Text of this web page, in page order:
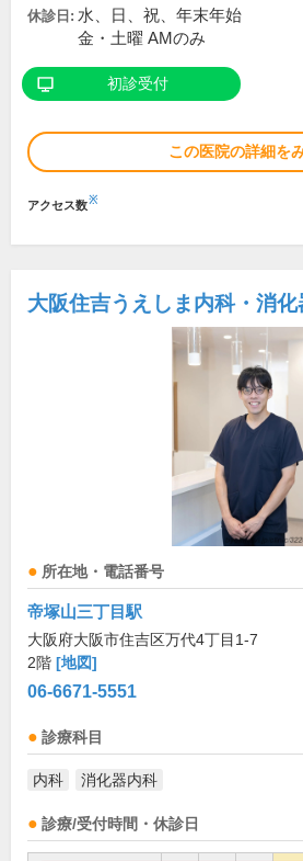
休診日: 水、日、祝、年末年始
金・土曜 AMのみ
初診受付
この医院の詳細を
アクセス数※
大阪住吉うえしま内科・消化
所在地・電話番号
帝塚山三丁目駅
大阪府大阪市住吉区万代4丁目1-7
2階 [地図]
06-6671-5551
診療科目
内科 消化器内科
診療/受付時間・休診日